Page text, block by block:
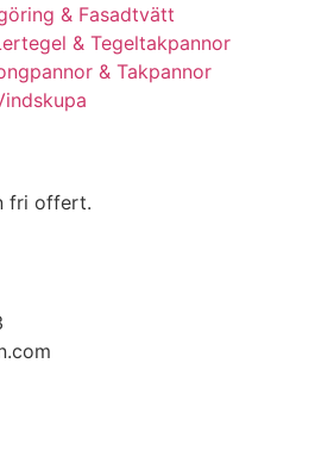
& Fasadtvätt
& Tegeltakpannor
& Takpannor
fri offert.